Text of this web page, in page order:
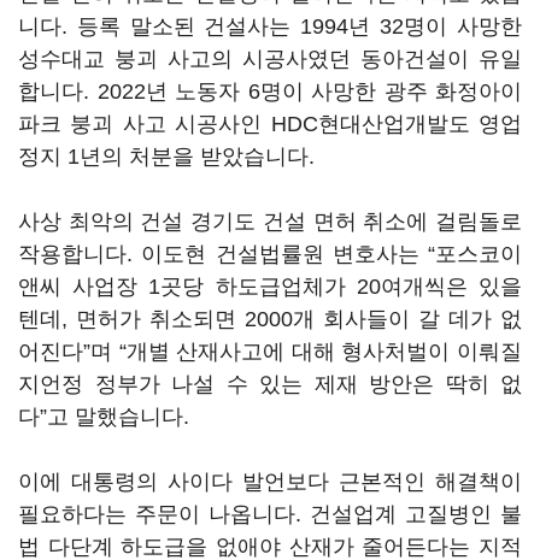
니다. 등록 말소된 건설사는 1994년 32명이 사망한
성수대교 붕괴 사고의 시공사였던 동아건설이 유일
합니다. 2022년 노동자 6명이 사망한 광주 화정아이
파크 붕괴 사고 시공사인 HDC현대산업개발도 영업
정지 1년의 처분을 받았습니다.
사상 최악의 건설 경기도 건설 면허 취소에 걸림돌로
작용합니다. 이도현 건설법률원 변호사는 “포스코이
앤씨 사업장 1곳당 하도급업체가 20여개씩은 있을
텐데, 면허가 취소되면 2000개 회사들이 갈 데가 없
어진다”며 “개별 산재사고에 대해 형사처벌이 이뤄질
지언정 정부가 나설 수 있는 제재 방안은 딱히 없
다”고 말했습니다.
이에 대통령의 사이다 발언보다 근본적인 해결책이
필요하다는 주문이 나옵니다. 건설업계 고질병인 불
법 다단계 하도급을 없애야 산재가 줄어든다는 지적